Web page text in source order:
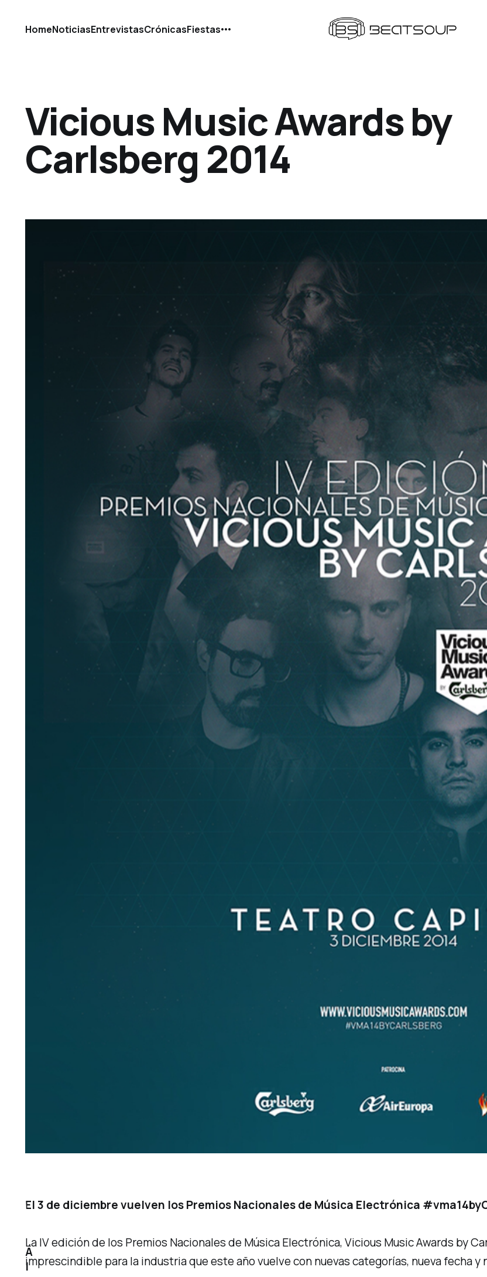
HomeNoticiasEntrevistasCrónicasFiestas
Vicious Music Awards by
Carlsberg 2014
El 3 de diciembre vuelven los Premios Nacionales de Música Electrónica
La IV edición de los Premios Nacionales de Música Electrónica, Vicious Music Awards by
imprescindible para la industria que este año vuelve con nuevas categorías, nueva fecha y
Á
l